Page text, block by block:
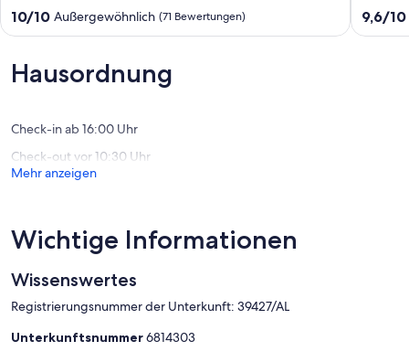
Fast
Wi-
~
6
cots
Booking
2027
Sao
de
Messines
10.0
Außergewöhnlich,
(71
10/10 Außergewöhnlich (71 Bewertungen)
9.6
9,6/10
Hausordnung
Check-in ab 16:00 Uhr
Check-out vor 10:30 Uhr
Mehr anzeigen
Wichtige Informationen
Wissenswertes
Registrierungsnummer der Unterkunft: 39427/AL
Unterkunftsnummer6814303